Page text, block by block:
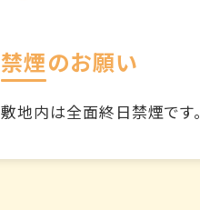
禁煙のお願い
敷地内は全面終日禁煙です。